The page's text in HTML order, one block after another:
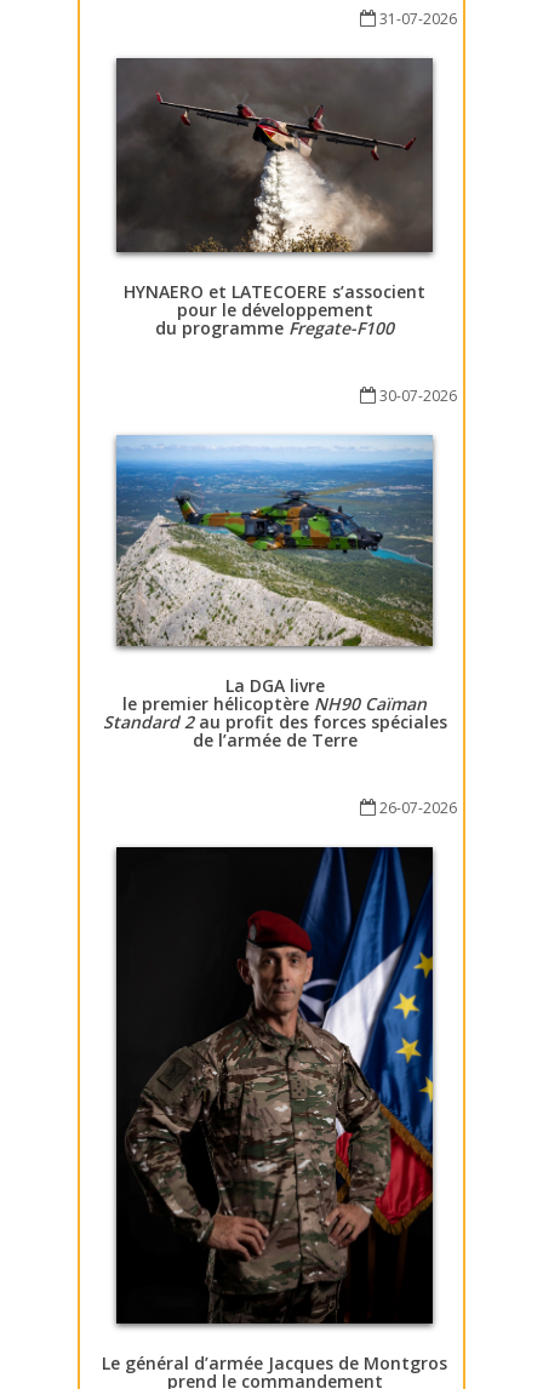
31-07-2026
HYNAERO et LATECOERE s’associent
pour le développement
du programme Fregate-F100
30-07-2026
La DGA livre
le premier hélicoptère NH90 Caïman
Standard 2au profit des forces spéciales
de l’armée de Terre
26-07-2026
Le général d’armée Jacques de Montgros
prend le commandement